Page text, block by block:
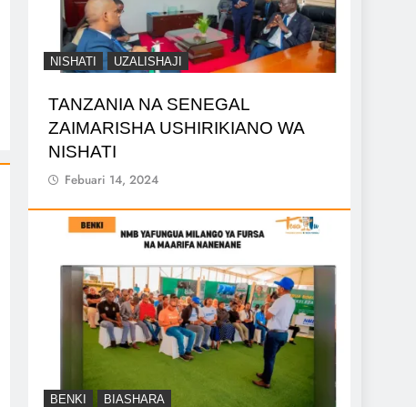
NISHATI UZALISHAJI
TANZANIA NA SENEGAL
ZAIMARISHA USHIRIKIANO WA
NISHATI
Febuari 14, 2024
BENKI BIASHARA